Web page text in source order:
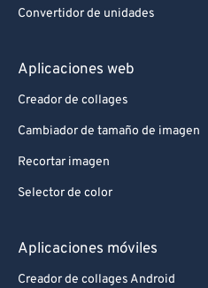
Convertidor de unidades
Aplicaciones web
Creador de collages
Cambiador de tamaño de imagen
Recortar imagen
Selector de color
Aplicaciones móviles
Creador de collages Android